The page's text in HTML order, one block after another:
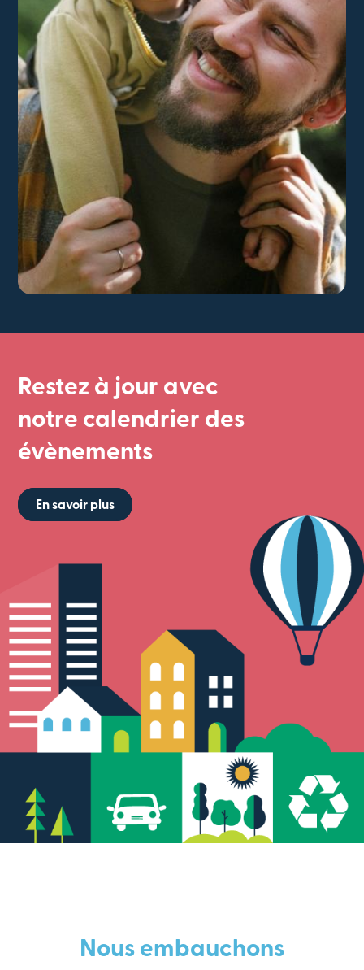
Restez à jour avec
notre calendrier des
évènements
En savoir plus
Nous embauchons